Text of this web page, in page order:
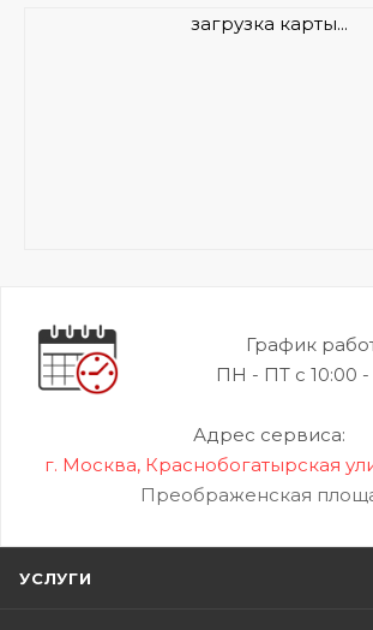
загрузка карты...
График
ПН - ПТ с 10:00 -
Адрес сервиса:
г. Москва, Краснобогатырская
Преображенская
УСЛУГИ